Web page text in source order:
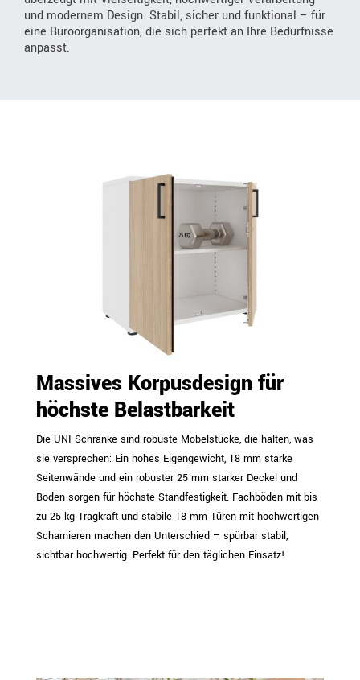
und modernem Design. Stabil, sicher und funktional – für
eine Büroorganisation, die sich perfekt an Ihre Bedürfnisse
anpasst.
Massives Korpusdesign für
höchste Belastbarkeit
Die UNI Schränke sind robuste Möbelstücke, die halten, was
sie versprechen: Ein hohes Eigengewicht, 18 mm starke
Seitenwände und ein robuster 25 mm starker Deckel und
Boden sorgen für höchste Standfestigkeit. Fachböden mit bis
zu 25 kg Tragkraft und stabile 18 mm Türen mit hochwertigen
Scharnieren machen den Unterschied – spürbar stabil,
sichtbar hochwertig. Perfekt für den täglichen Einsatz!